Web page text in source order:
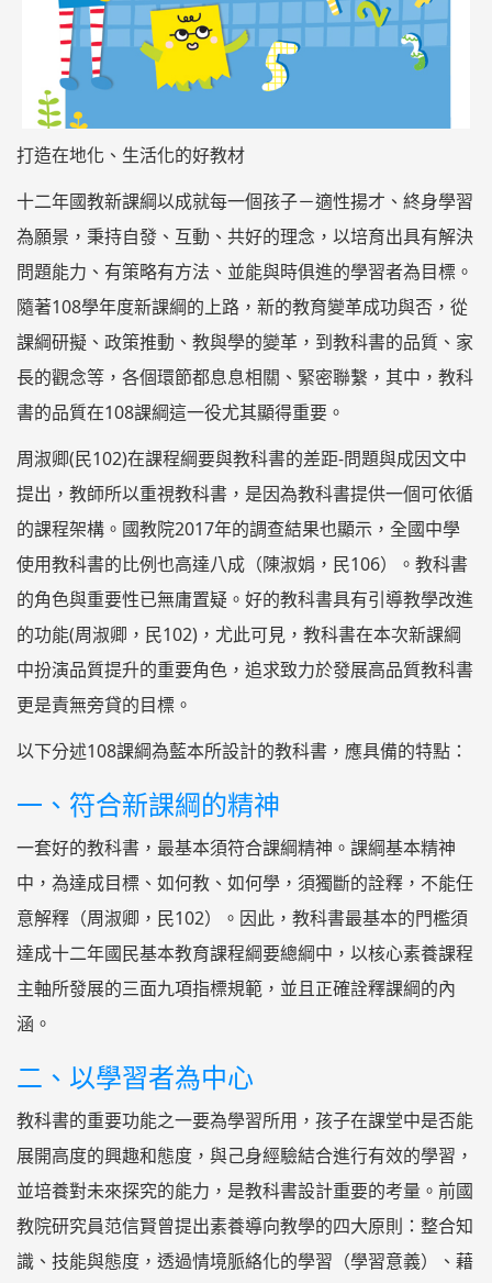
打造在地化、生活化的好教材
十二年國教新課綱以成就每一個孩子－適性揚才、終身學習
為願景，秉持自發、互動、共好的理念，以培育出具有解決
問題能力、有策略有方法、並能與時俱進的學習者為目標。
隨著108學年度新課綱的上路，新的教育變革成功與否，從
課綱研擬、政策推動、教與學的變革，到教科書的品質、家
長的觀念等，各個環節都息息相關、緊密聯繫，其中，教科
書的品質在108課綱這一役尤其顯得重要。
周淑卿(民102)在課程綱要與教科書的差距-問題與成因文中
提出，教師所以重視教科書，是因為教科書提供一個可依循
的課程架構。國教院2017年的調查結果也顯示，全國中學
使用教科書的比例也高達八成（陳淑娟，民106）。教科書
的角色與重要性已無庸置疑。好的教科書具有引導教學改進
的功能(周淑卿，民102)，尤此可見，教科書在本次新課綱
中扮演品質提升的重要角色，追求致力於發展高品質教科書
更是責無旁貸的目標。
以下分述108課綱為藍本所設計的教科書，應具備的特點：
一、符合新課綱的精神
一套好的教科書，最基本須符合課綱精神。課綱基本精神
中，為達成目標、如何教、如何學，須獨斷的詮釋，不能任
意解釋（周淑卿，民102）。因此，教科書最基本的門檻須
達成十二年國民基本教育課程綱要總綱中，以核心素養課程
主軸所發展的三面九項指標規範，並且正確詮釋課綱的內
涵。
二、以學習者為中心
教科書的重要功能之一要為學習所用，孩子在課堂中是否能
展開高度的興趣和態度，與己身經驗結合進行有效的學習，
並培養對未來探究的能力，是教科書設計重要的考量。前國
教院研究員范信賢曾提出素養導向教學的四大原則：整合知
識、技能與態度，透過情境脈絡化的學習（學習意義）、藉